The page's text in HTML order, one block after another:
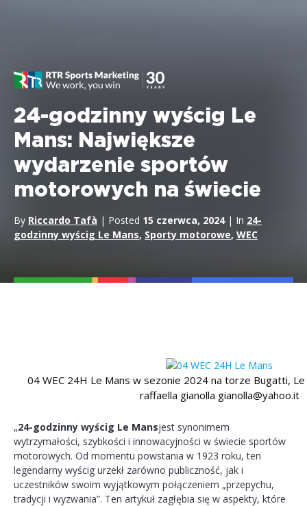
24-godzinny wyścig Le
Mans: Największe
wydarzenie sportów
motorowych na świecie
By Riccardo Tafà | Posted 15 czerwca, 2024| In 24-
godzinny wyścig Le Mans, Sporty motorowe, WEC
04 WEC 24H Le Mans w sezonie 2024 na torze Bugatti,
raffaella gianolla gianolla@yahoo.it
„24-godzinny wyścig Le Mansjest synonimem
wytrzymałości, szybkości i innowacyjności w świecie sportów
motorowych. Od momentu powstania w 1923 roku, ten
legendarny wyścig urzekł zarówno publiczność, jak i
uczestników swoim wyjątkowym połączeniem „przepychu,
tradycji i wyzwania”. Ten artykuł zagłębia się w aspekty, które